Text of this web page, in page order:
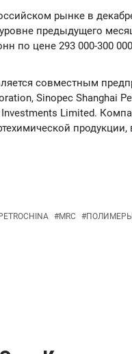
рынке в
предыдущего
по цене 293 000-300 000
совместным
Sinopec Shanghai
Limited.
продукции,
#MRC #ПОЛИМЕРЫ